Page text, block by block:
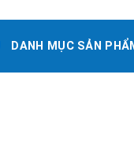
DANH MỤC SẢN